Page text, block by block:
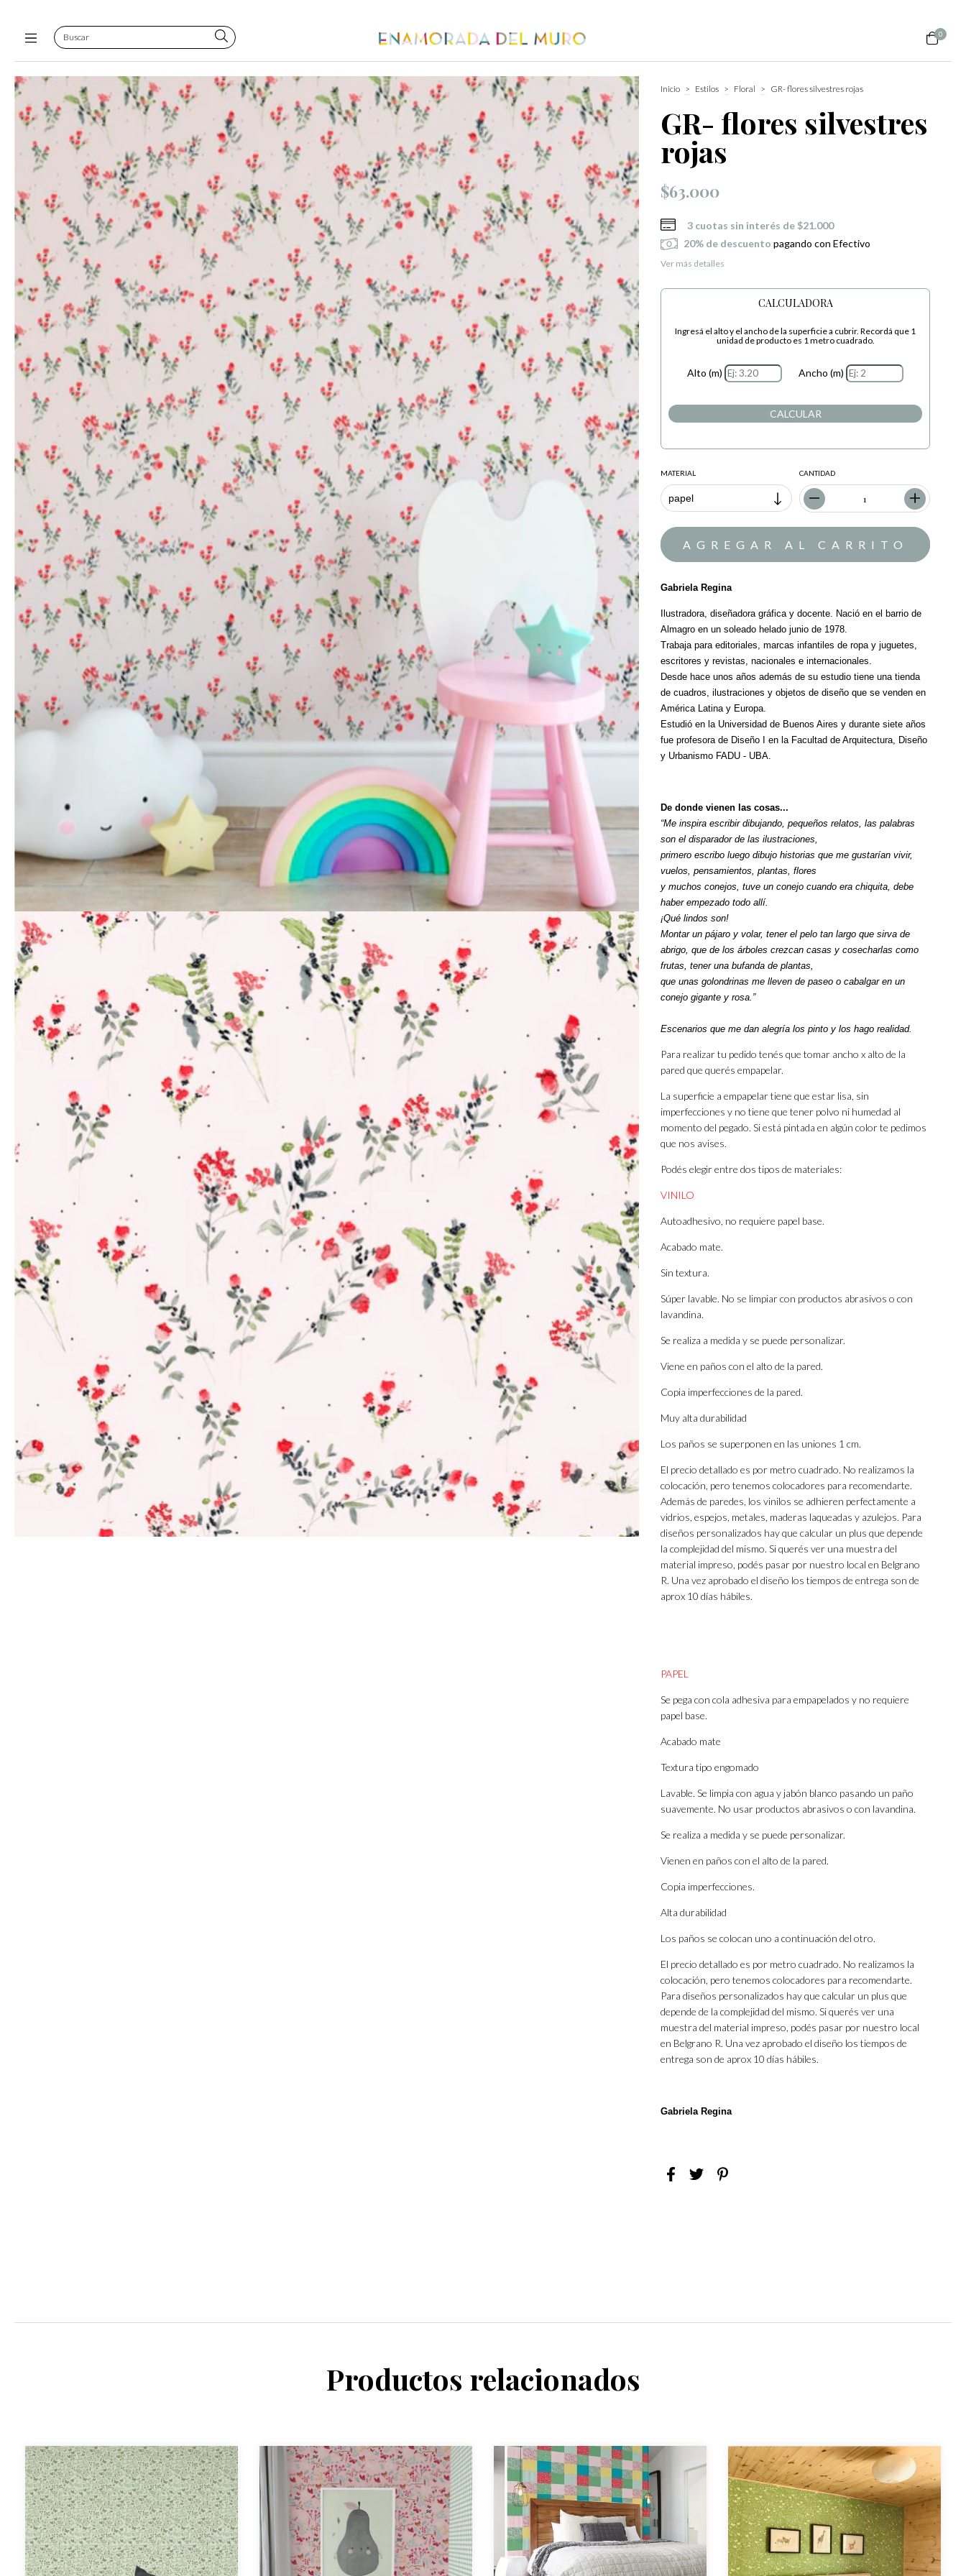
0
Inicio > Estilos > Floral > GR- flores silvestres rojas
GR- flores silvestres
rojas
$63.000
3 cuotas sin interés de $21.000
20% de descuento pagando con Efectivo
Ver más detalles
CALCULADORA
Ingresá el alto y el ancho de la superficie a cubrir. Recordá que 1
unidad de producto es 1 metro cuadrado.
Alto (m) Ancho (m)
CALCULAR
MATERIAL CANTIDAD
Gabriela Regina
Ilustradora, diseñadora gráfica y docente. Nació en el barrio de
Almagro en un soleado helado junio de 1978.
Trabaja para editoriales, marcas infantiles de ropa y juguetes,
escritores y revistas, nacionales e internacionales.
Desde hace unos años además de su estudio tiene una tienda
de cuadros, ilustraciones y objetos de diseño que se venden en
América Latina y Europa.
Estudió en la Universidad de Buenos Aires y durante siete años
fue profesora de Diseño I en la Facultad de Arquitectura, Diseño
y Urbanismo FADU - UBA.
De donde vienen las cosas...
“Me inspira escribir dibujando, pequeños relatos, las palabras
son el disparador de las ilustraciones,
primero escribo luego dibujo historias que me gustarían vivir,
vuelos, pensamientos, plantas, flores
y muchos conejos, tuve un conejo cuando era chiquita, debe
haber empezado todo allí.
¡Qué lindos son!
Montar un pájaro y volar, tener el pelo tan largo que sirva de
abrigo, que de los árboles crezcan casas y cosecharlas como
frutas, tener una bufanda de plantas,
que unas golondrinas me lleven de paseo o cabalgar en un
conejo gigante y rosa.”
Escenarios que me dan alegría los pinto y los hago realidad.
Para realizar tu pedido tenés que tomar ancho x alto de la
pared que querés empapelar.
La superficie a empapelar tiene que estar lisa, sin
imperfecciones y no tiene que tener polvo ni humedad al
momento del pegado. Si está pintada en algún color te pedimos
que nos avises.
Podés elegir entre dos tipos de materiales:
VINILO
Autoadhesivo, no requiere papel base.
Acabado mate.
Sin textura.
Súper lavable. No se limpiar con productos abrasivos o con
lavandina.
Se realiza a medida y se puede personalizar.
Viene en paños con el alto de la pared.
Copia imperfecciones de la pared.
Muy alta durabilidad
Los paños se superponen en las uniones 1 cm.
El precio detallado es por metro cuadrado. No realizamos la
colocación, pero tenemos colocadores para recomendarte.
Además de paredes, los vinilos se adhieren perfectamente a
vidrios, espejos, metales, maderas laqueadas y azulejos. Para
diseños personalizados hay que calcular un plus que depende
la complejidad del mismo. Si querés ver una muestra del
material impreso, podés pasar por nuestro local en Belgrano
R. Una vez aprobado el diseño los tiempos de entrega son de
aprox 10 días hábiles.
PAPEL
Se pega con cola adhesiva para empapelados y no requiere
papel base.
Acabado mate
Textura tipo engomado
Lavable. Se limpia con agua y jabón blanco pasando un paño
suavemente. No usar productos abrasivos o con lavandina.
Se realiza a medida y se puede personalizar.
Vienen en paños con el alto de la pared.
Copia imperfecciones.
Alta durabilidad
Los paños se colocan uno a continuación del otro.
El precio detallado es por metro cuadrado. No realizamos la
colocación, pero tenemos colocadores para recomendarte.
Para diseños personalizados hay que calcular un plus que
depende de la complejidad del mismo. Si querés ver una
muestra del material impreso, podés pasar por nuestro local
en Belgrano R. Una vez aprobado el diseño los tiempos de
entrega son de aprox 10 días hábiles.
Gabriela Regina
Productos relacionados